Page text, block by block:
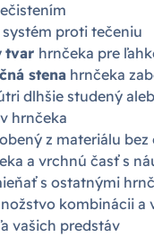
systém proti tečeniu
tvar hrnčeka pre
stena hrnčeka
dlhšie studený
hrnčeka
z materiálu bez
a vrchnú časť s
s ostatnými
kombinácii a
vašich predstáv